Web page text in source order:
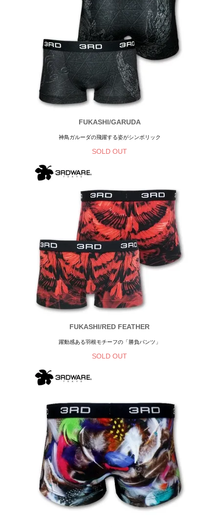
FUKASHI/GARUDA
神鳥ガルーダの飛躍する姿がシンボリック
SOLD OUT
FUKASHI/RED FEATHER
躍動感ある羽根モチーフの「勝負パンツ」
SOLD OUT